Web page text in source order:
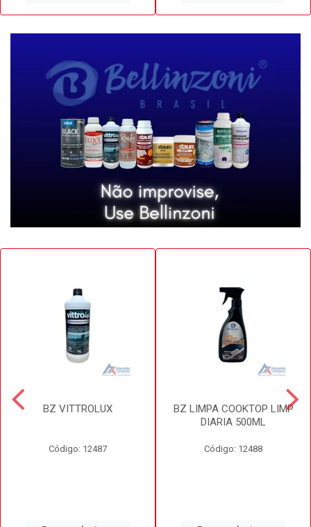
BZ VITTROLUX
Código: 12487
BZ LIMPA COOKTOP LIMP
DIARIA 500ML
Código: 12488